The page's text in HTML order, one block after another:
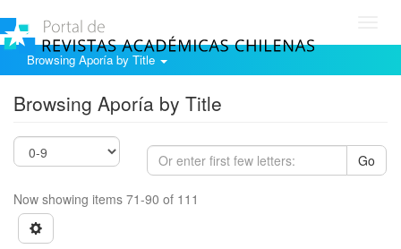
Browsing Aporía by Title
Browsing Aporía by Title
Go
Now showing items 71-90 of 111